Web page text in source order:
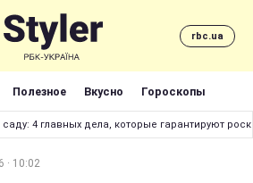
rbc.ua
Полезное Вкусно Гороскопы
4 главных дела, которые гарантируют
· 10:02